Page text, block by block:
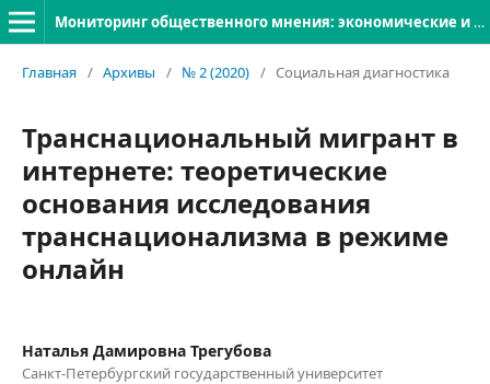
Мониторинг общественного мнения: экономические и социальные перемены
Главная / Архивы / № 2 (2020) / Социальная диагностика
Транснациональный мигрант в
интернете: теоретические
основания исследования
транснационализма в режиме
онлайн
Наталья Дамировна Трегубова
Санкт-Петербургский государственный университет